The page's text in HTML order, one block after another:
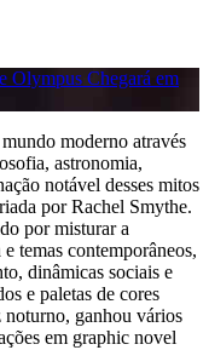
moderno através
astronomia,
notável desses mitos
por Rachel Smythe.
por misturar a
temas contemporâneos,
dinâmicas sociais e
e paletas de cores
noturno, ganhou vários
em graphic novel